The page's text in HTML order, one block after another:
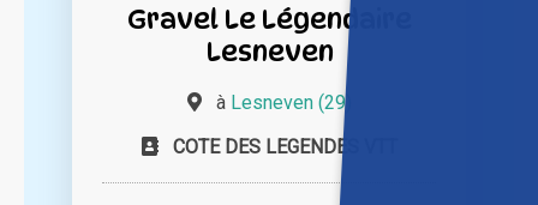
Gravel Le Légendaire
Lesneven
à Lesneven (29)
COTE DES LEGENDES VTT